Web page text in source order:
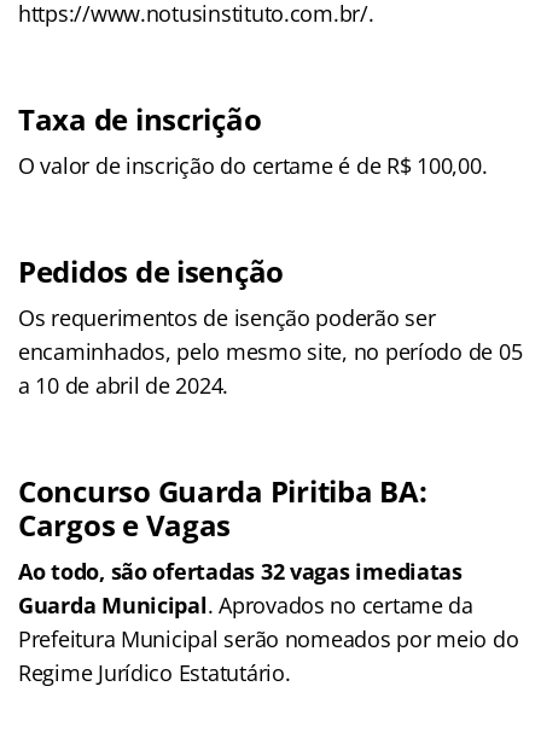
https://www.notusinstituto.com.br/.
Taxa de inscrição
O valor de inscrição do certame é de R$ 100,00.
Pedidos de isenção
Os requerimentos de isenção poderão ser
encaminhados, pelo mesmo site, no período de 05
a 10 de abril de 2024.
Concurso Guarda Piritiba BA:
Cargos e Vagas
Ao todo, são ofertadas 32vagas imediatas
Guarda Municipal. Aprovados no certame da
Prefeitura Municipal serão nomeados por meio do
Regime Jurídico Estatutário.